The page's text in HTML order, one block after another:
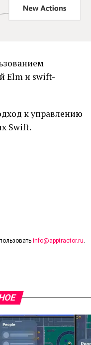
Elm и swift-
к управлению
Swift.
info@apptractor.ru